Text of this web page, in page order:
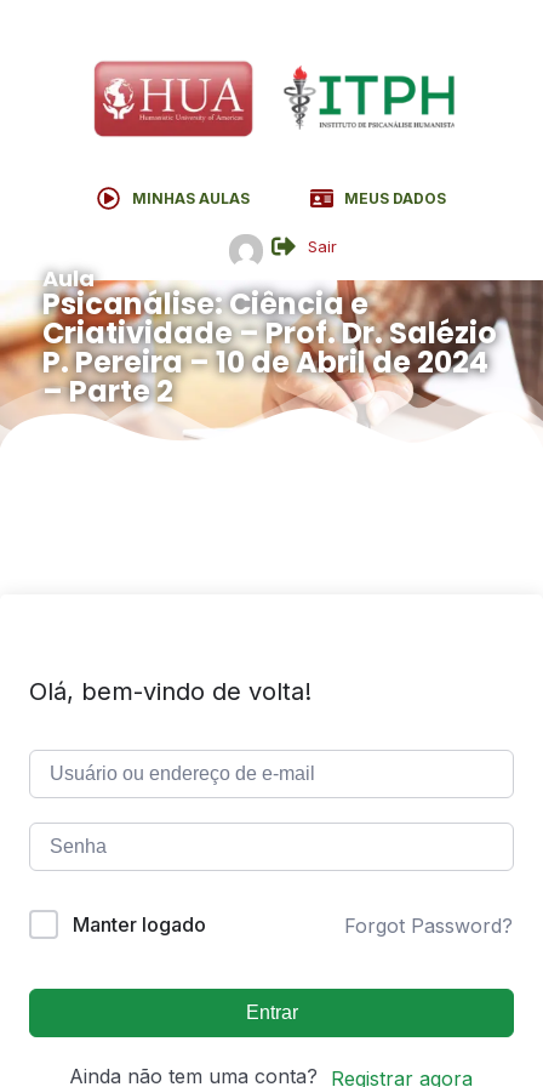
MINHAS AULAS MEUS DADOS
Sair
Aula
Psicanálise: Ciência e
Criatividade – Prof. Dr. Salézio
P. Pereira – 10 de Abril de 2024
– Parte 2
Olá, bem-vindo de volta!
Manter logado Forgot Password?
Entrar
Ainda não tem uma conta? Registrar agora